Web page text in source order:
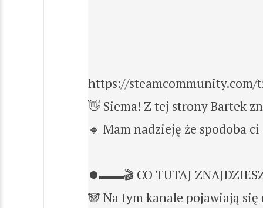
https://steamcommunity.com/
👋 Siema! Z tej strony Bartek
🔸 Mam nadzieję że spodoba
⏺️▬▬🎬 CO TUTAJ
🐼 Na tym kanale pojawiają